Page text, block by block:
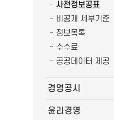
사전정보공표
비공개 세부기준
정보목록
수수료
공공데이터 제공
경영공시
윤리경영